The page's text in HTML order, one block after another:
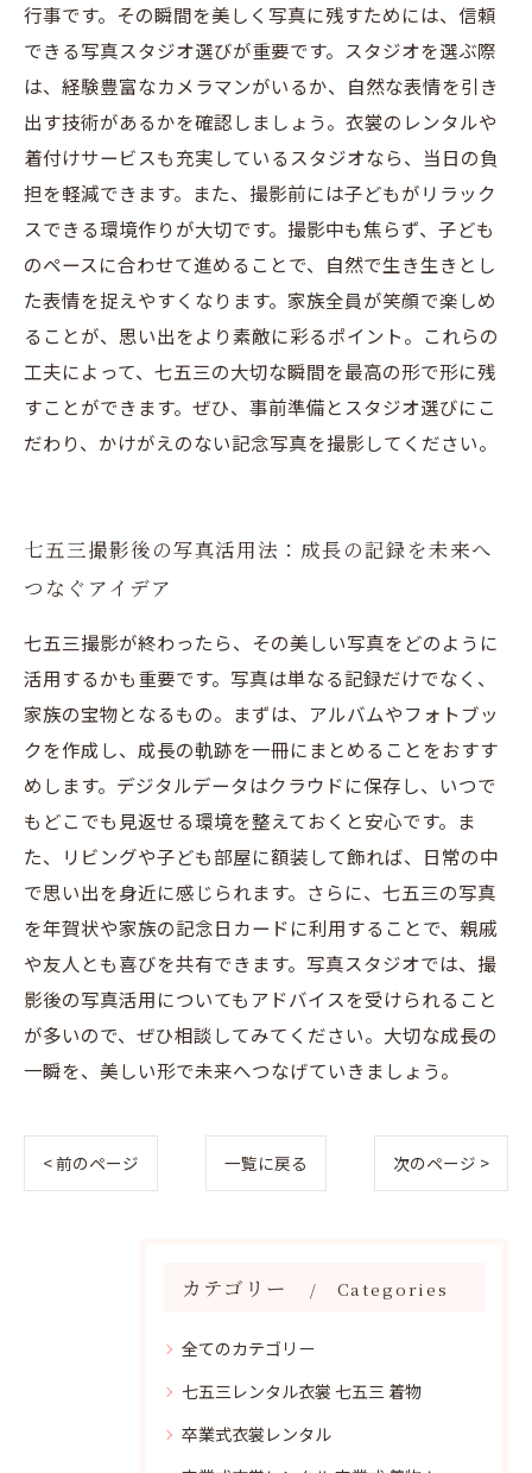
行事です。その瞬間を美しく写真に残すためには、信頼
できる写真スタジオ選びが重要です。スタジオを選ぶ際
は、経験豊富なカメラマンがいるか、自然な表情を引き
出す技術があるかを確認しましょう。衣裳のレンタルや
着付けサービスも充実しているスタジオなら、当日の負
担を軽減できます。また、撮影前には子どもがリラック
スできる環境作りが大切です。撮影中も焦らず、子ども
のペースに合わせて進めることで、自然で生き生きとし
た表情を捉えやすくなります。家族全員が笑顔で楽しめ
ることが、思い出をより素敵に彩るポイント。これらの
工夫によって、七五三の大切な瞬間を最高の形で形に残
すことができます。ぜひ、事前準備とスタジオ選びにこ
だわり、かけがえのない記念写真を撮影してください。
七五三撮影後の写真活用法：成長の記録を未来へ
つなぐアイデア
七五三撮影が終わったら、その美しい写真をどのように
活用するかも重要です。写真は単なる記録だけでなく、
家族の宝物となるもの。まずは、アルバムやフォトブッ
クを作成し、成長の軌跡を一冊にまとめることをおすす
めします。デジタルデータはクラウドに保存し、いつで
もどこでも見返せる環境を整えておくと安心です。ま
た、リビングや子ども部屋に額装して飾れば、日常の中
で思い出を身近に感じられます。さらに、七五三の写真
を年賀状や家族の記念日カードに利用することで、親戚
や友人とも喜びを共有できます。写真スタジオでは、撮
影後の写真活用についてもアドバイスを受けられること
が多いので、ぜひ相談してみてください。大切な成長の
一瞬を、美しい形で未来へつなげていきましょう。
< 前のページ 一覧に戻る 次のページ >
カテゴリー Categories
全てのカテゴリー
七五三レンタル衣裳 七五三 着物
卒業式衣裳レンタル